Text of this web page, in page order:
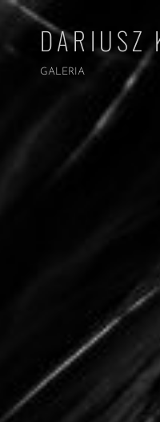
DARIUSZ
GALERIA